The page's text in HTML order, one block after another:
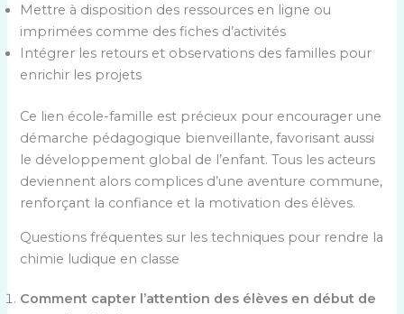
Mettre à disposition des ressources en ligne ou
imprimées comme des fiches d’activités
Intégrer les retours et observations des familles pour
enrichir les projets
Ce lien école-famille est précieux pour encourager une
démarche pédagogique bienveillante, favorisant aussi
le développement global de l’enfant. Tous les acteurs
deviennent alors complices d’une aventure commune,
renforçant la confiance et la motivation des élèves.
Questions fréquentes sur les techniques pour rendre la
chimie ludique en classe
Comment capter l’attention des élèves en début de